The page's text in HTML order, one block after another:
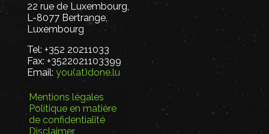
22 rue de Luxembourg,
L-8077 Bertrange,
Luxembourg
Tel: +352 20211033
Fax: +3522021103399
Email: you(at)done.lu
Mentions légales
Politique en matière
de confidentialité
Disclaimer